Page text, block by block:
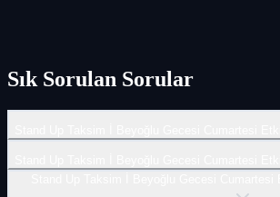
Sık Sorulan Sorular